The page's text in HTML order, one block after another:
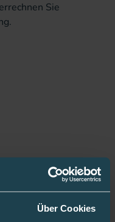
Über Cookies
Sie